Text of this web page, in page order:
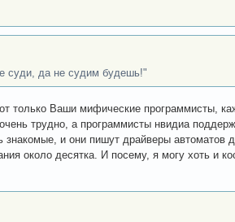
суди, да не судим будешь!"
только Ваши мифические программисты,
трудно, а программисты нвидиа
и они пишут драйверы автоматов
около десятка. И посему, я могу хоть и